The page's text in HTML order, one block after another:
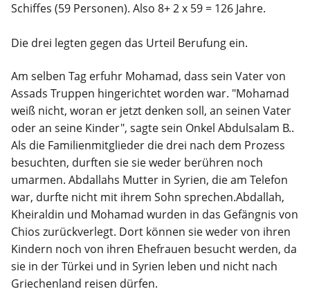
Schiffes (59 Personen). Also 8+ 2 x 59 = 126 Jahre.
Die drei legten gegen das Urteil Berufung ein.
Am selben Tag erfuhr Mohamad, dass sein Vater von
Assads Truppen hingerichtet worden war. "Mohamad
weiß nicht, woran er jetzt denken soll, an seinen Vater
oder an seine Kinder", sagte sein Onkel Abdulsalam B..
Als die Familienmitglieder die drei nach dem Prozess
besuchten, durften sie sie weder berühren noch
umarmen. Abdallahs Mutter in Syrien, die am Telefon
war, durfte nicht mit ihrem Sohn sprechen.Abdallah,
Kheiraldin und Mohamad wurden in das Gefängnis von
Chios zurückverlegt. Dort können sie weder von ihren
Kindern noch von ihren Ehefrauen besucht werden, da
sie in der Türkei und in Syrien leben und nicht nach
Griechenland reisen dürfen.